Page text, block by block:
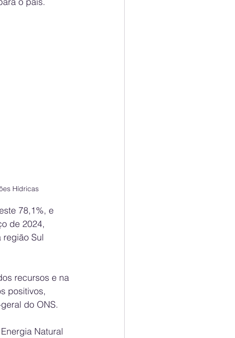
Hídricas
78,1%, e
de 2024,
Sul
recursos e na
positivos,
do ONS.
Natural